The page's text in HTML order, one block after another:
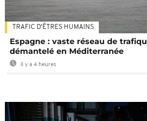
TRAFIC D'ÊTRES HUMAINS
Espagne : vaste réseau de
démantelé en Méditerranée
Il y a 4 heures